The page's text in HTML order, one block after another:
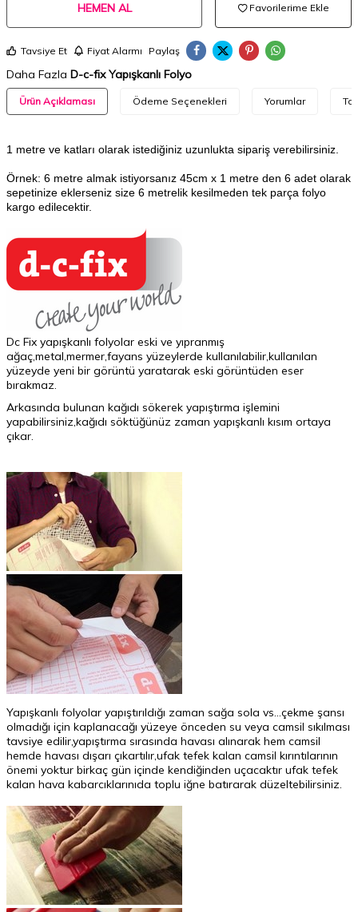
HEMEN AL Favorilerime Ekle
Tavsiye Et Fiyat Alarmı Paylaş
Daha Fazla D-c-fix Yapışkanlı Folyo
Ürün Açıklaması Ödeme Seçenekleri Yorumlar
1 metre ve katları olarak istediğiniz uzunlukta sipariş verebilirsiniz.
Örnek: 6 metre almak istiyorsanız 45cm x 1 metre den 6 adet olarak
sepetinize eklerseniz size 6 metrelik kesilmeden tek parça folyo
kargo edilecektir.
Dc Fix yapışkanlı folyolar eski ve yıpranmış
ağaç,metal,mermer,fayans yüzeylerde kullanılabilir,kullanılan
yüzeyde yeni bir görüntü yaratarak eski görüntüden eser
bırakmaz.
Arkasında bulunan kağıdı sökerek yapıştırma işlemini
yapabilirsiniz,kağıdı söktüğünüz zaman yapışkanlı kısım ortaya
çıkar.
Yapışkanlı folyolar yapıştırıldığı zaman sağa sola vs...çekme şansı
olmadığı için kaplanacağı yüzeye önceden su veya camsil sıkılması
tavsiye edilir,yapıştırma sırasında havası alınarak hem camsil
hemde havası dışarı çıkartılır,ufak tefek kalan camsil kırıntılarının
önemi yoktur birkaç gün içinde kendiğinden uçacaktır ufak tefek
kalan hava kabarcıklarınıda toplu iğne batırarak düzeltebilirsiniz.